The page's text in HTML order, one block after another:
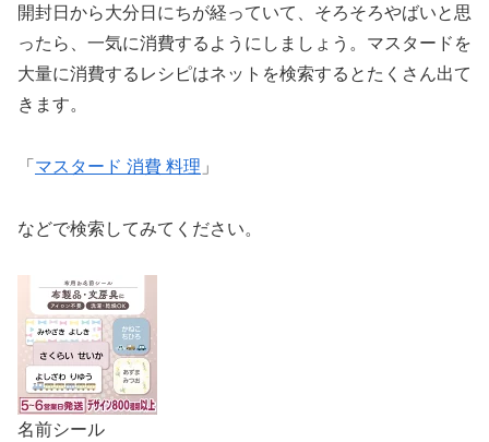
開封日から大分日にちが経っていて、そろそろやばいと思
ったら、一気に消費するようにしましょう。マスタードを
大量に消費するレシピはネットを検索するとたくさん出て
きます。
「 マスタード 消費 料理 」
などで検索してみてください。
名前シール